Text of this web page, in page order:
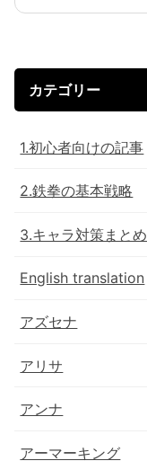
カテゴリー
1.初心者向けの記事
2.鉄拳の基本戦略
3.キャラ対策まとめ
English translation
アズセナ
アリサ
アンナ
アーマーキング